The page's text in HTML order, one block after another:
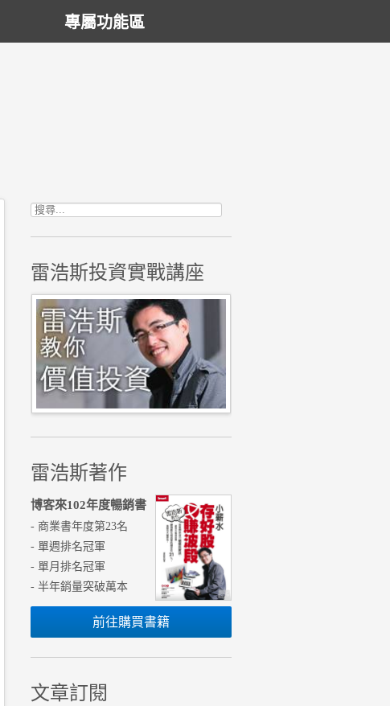
專屬功能區
搜尋關鍵字:
雷浩斯投資實戰講座
雷浩斯著作
博客來102年度暢銷書
- 商業書年度第23名
- 單週排名冠軍
- 單月排名冠軍
- 半年銷量突破萬本
前往購買書籍
文章訂閱